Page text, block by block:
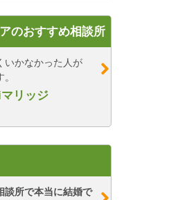
のおすすめ相談所
いかなかった人が
リッジ
談所で本当に結婚で